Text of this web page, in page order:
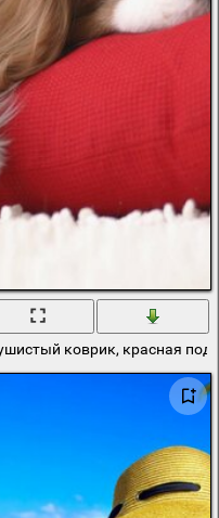
коврик, красная